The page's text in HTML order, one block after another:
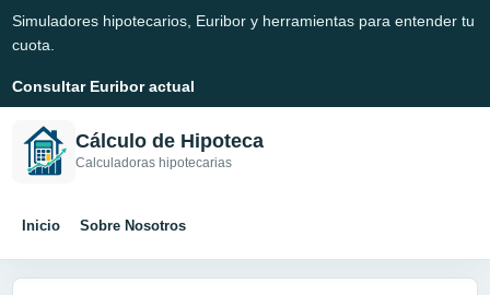
Simuladores hipotecarios, Euribor y herramientas para entender tu
cuota.
Consultar Euribor actual
Cálculo de Hipoteca
Calculadoras hipotecarias
Inicio Sobre Nosotros